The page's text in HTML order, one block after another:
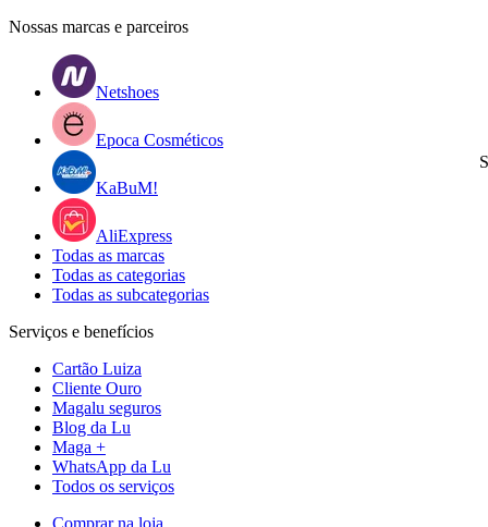
Nossas marcas e parceiros
Netshoes
Epoca Cosméticos
KaBuM!
AliExpress
Todas as marcas
Todas as categorias
Todas as subcategorias
Serviços e benefícios
Cartão Luiza
Cliente Ouro
Magalu seguros
Blog da Lu
Maga +
WhatsApp da Lu
Todos os serviços
Comprar na loja